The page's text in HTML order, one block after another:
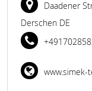
Daadener
Derschen DE
www.simek-